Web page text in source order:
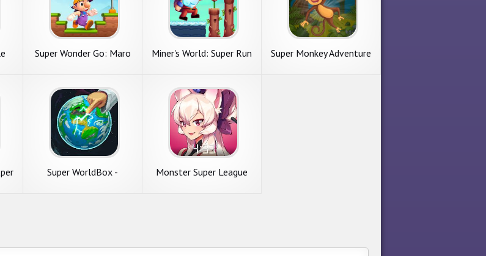
Super Wonder Go: Maro
Miner's World: Super Run
Super Monkey Adventure
Super WorldBox -
Monster Super League